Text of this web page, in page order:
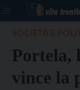
Portela,
vince la